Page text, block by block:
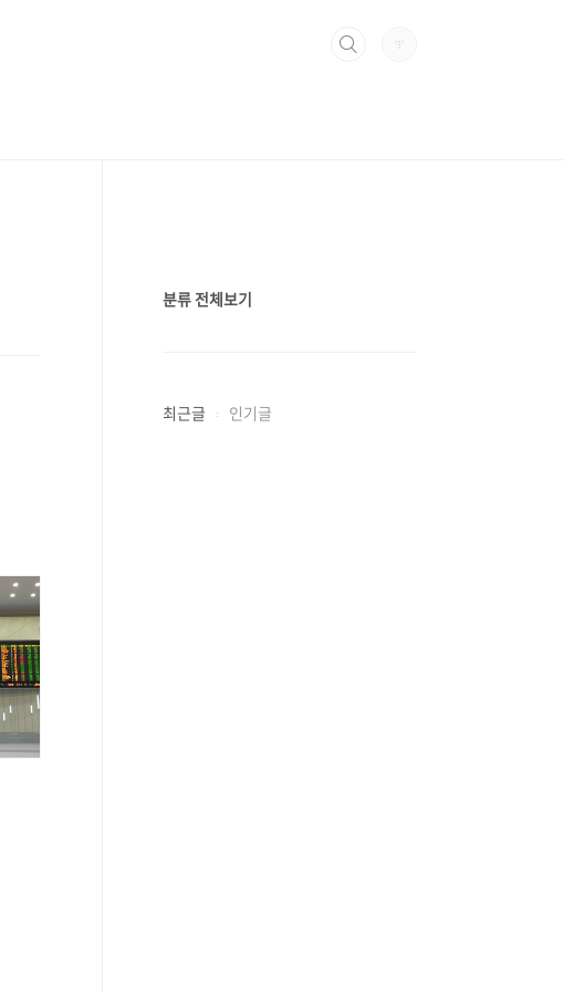
분류 전체보기
최근글 인기글